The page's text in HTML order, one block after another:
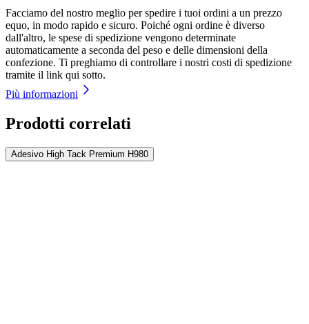
Facciamo del nostro meglio per spedire i tuoi ordini a un prezzo
equo, in modo rapido e sicuro. Poiché ogni ordine è diverso
dall'altro, le spese di spedizione vengono determinate
automaticamente a seconda del peso e delle dimensioni della
confezione. Ti preghiamo di controllare i nostri costi di spedizione
tramite il link qui sotto.
Più informazioni
Prodotti correlati
Adesivo High Tack Premium H980